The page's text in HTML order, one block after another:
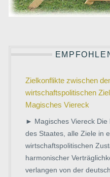
Zielkonflikte zwischen
wirtschaftspolitischen
Magisches Viereck
► Magisches Viereck Die
des Staates, alle Ziele in
wirtschaftspolitischen
harmonischer
verlangen von der